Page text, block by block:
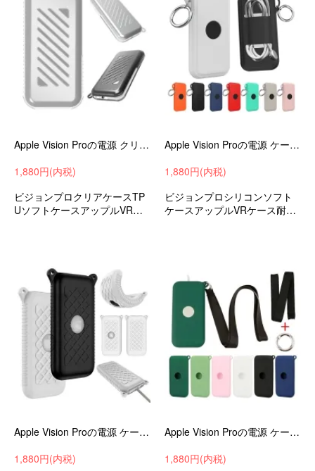
Apple Vision Proの電源 クリアケース 耐衝撃 カバー クリア 透明 TPU ソフトケース アップル VR / AR 耐衝撃ケース
1,880円(内税)
ビジョンプロクリアケースTP
UソフトケースアップルVRケ
Apple Vision Proの電源 ケース 耐衝撃 カバー カラビナ付き ケーブルバンド付き シリコン ソフトケースジョンプロ
1,880円(内税)
ビジョンプロシリコンソフト
ケースアップルVRケース耐衝
Apple Vision Proの電源 ケース 耐衝撃 カバー 滑り止め ネックストラップホール付き ストラップホールホール付き シリコン ソフトケース
1,880円(内税)
Apple Vision Proの電源 ケース 耐衝撃 カバー 落下防止 ネックストラップ ストラップホール付き シリコン ソフトケース アップル
1,880円(内税)